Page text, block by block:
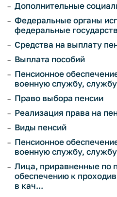
Дополнительные
Федеральные органы
федеральные
Средства на выплату
Выплата пособий
Пенсионное
военную службу,
Право выбора пенсии
Реализация права на
Виды пенсий
Пенсионное
военную службу,
Лица, приравненные по
обеспечению к
в кач...